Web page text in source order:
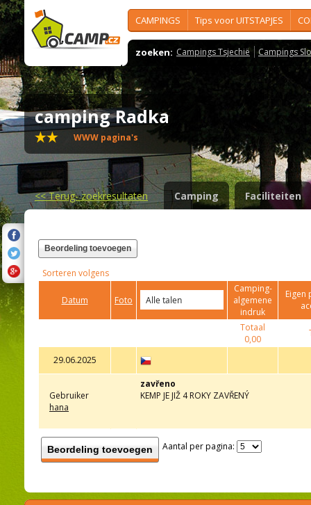
CAMPINGS Tips voor UITSTAPJES
zoeken: Campings Tsjechië Campings
camping Radka
WWW pagina's
<<Terug- zoekresultaten Camping Faciliteiten
Beordeling toevoegen
Sorteren volgens
Datum Foto
Camping-
algemene
indruk
Eigen
Totaal
0,00
29.06.2025
Gebruiker
hana
zavřeno
KEMP JE JIŽ 4 ROKY ZAVŘENÝ
Beordeling toevoegen Aantal per pagina: